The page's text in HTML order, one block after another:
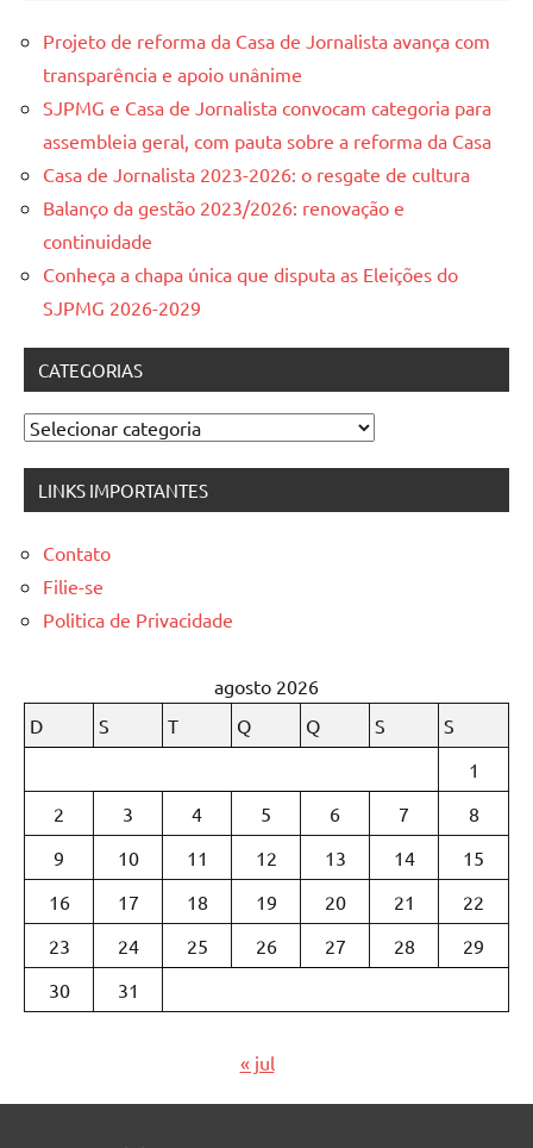
Projeto de reforma da Casa de Jornalista avança com
transparência e apoio unânime
SJPMG e Casa de Jornalista convocam categoria para
assembleia geral, com pauta sobre a reforma da Casa
Casa de Jornalista 2023-2026: o resgate de cultura
Balanço da gestão 2023/2026: renovação e
continuidade
Conheça a chapa única que disputa as Eleições do
SJPMG 2026-2029
CATEGORIAS
Categorias
LINKS IMPORTANTES
Contato
Filie-se
Politica de Privacidade
agosto 2026
D
S T Q Q S
S
1
2
3 4 5 6 7
8
9
10 11 12 13 14
15
16
17 18 19 20 21
22
23
24 25 26 27 28
29
30
31
« jul